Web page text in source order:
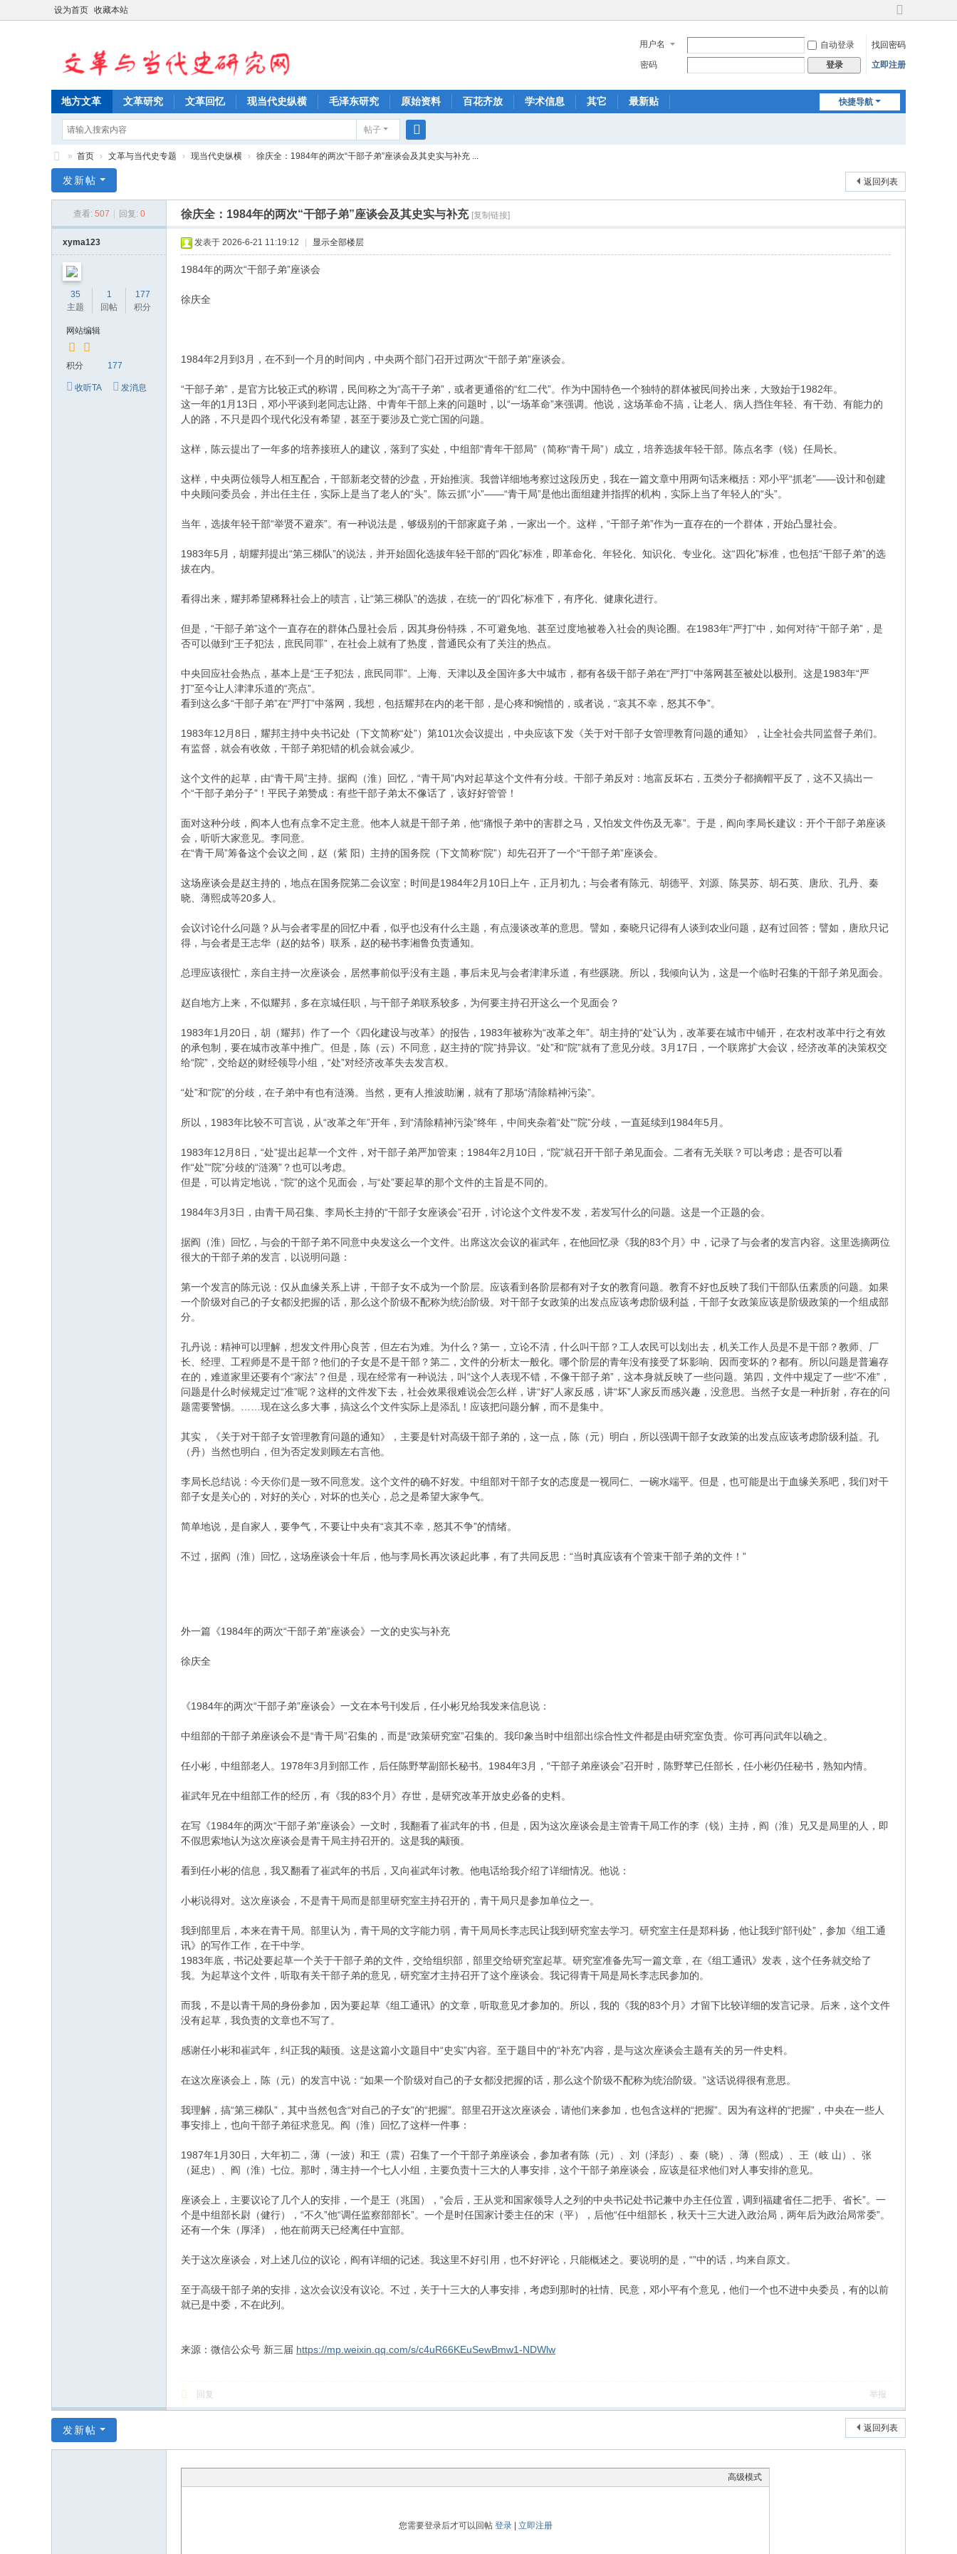
设为首页 收藏本站
切
到
宽
用户名 自动登录
找回密码
密码
登录 立即注册
快捷导航
地方文革 文革研究 文革回忆 现当代史纵横 毛泽东研究 原始资料 百花齐放 学术信息 其它 最新贴
帖子
搜
革
» 首页 › 文革与当代史专题 › 现当代史纵横 › 徐庆全：1984年的两次“干部子弟”座谈会及其史实与补充 ...
返回列表
发新帖
查看: 507 回复: 0 徐庆全：1984年的两次“干部子弟”座谈会及其史实与补充 [复制链接]
xyma123
35
主题
1
回帖
177
积分
网站编辑
积分 177
收听TA 发消息
发表于 2026-6-21 11:19:12 显示全部楼层
1984年的两次“干部子弟”座谈会
徐庆全
1984年2月到3月，在不到一个月的时间内，中央两个部门召开过两次“干部子弟”座谈会。
“干部子弟”，是官方比较正式的称谓，民间称之为“高干子弟”，或者更通俗的“红二代”。作为中国特色一个独特的群体被民间拎出来，大致始于1982年。
这一年的1月13日，邓小平谈到老同志让路、中青年干部上来的问题时，以“一场革命”来强调。他说，这场革命不搞，让老人、病人挡住年轻、有干劲、有能力的
人的路，不只是四个现代化没有希望，甚至于要涉及亡党亡国的问题。
这样，陈云提出了一年多的培养接班人的建议，落到了实处，中组部“青年干部局”（简称“青干局”）成立，培养选拔年轻干部。陈点名李（锐）任局长。
这样，中央两位领导人相互配合，干部新老交替的沙盘，开始推演。我曾详细地考察过这段历史，我在一篇文章中用两句话来概括：邓小平“抓老”——设计和创建
中央顾问委员会，并出任主任，实际上是当了老人的“头”。陈云抓“小”——“青干局”是他出面组建并指挥的机构，实际上当了年轻人的“头”。
当年，选拔年轻干部“举贤不避亲”。有一种说法是，够级别的干部家庭子弟，一家出一个。这样，“干部子弟”作为一直存在的一个群体，开始凸显社会。
1983年5月，胡耀邦提出“第三梯队”的说法，并开始固化选拔年轻干部的“四化”标准，即革命化、年轻化、知识化、专业化。这“四化”标准，也包括“干部子弟”的选
拔在内。
看得出来，耀邦希望稀释社会上的啧言，让“第三梯队”的选拔，在统一的“四化”标准下，有序化、健康化进行。
但是，“干部子弟”这个一直存在的群体凸显社会后，因其身份特殊，不可避免地、甚至过度地被卷入社会的舆论圈。在1983年“严打”中，如何对待“干部子弟”，是
否可以做到“王子犯法，庶民同罪”，在社会上就有了热度，普通民众有了关注的热点。
中央回应社会热点，基本上是“王子犯法，庶民同罪”。上海、天津以及全国许多大中城市，都有各级干部子弟在“严打”中落网甚至被处以极刑。这是1983年“严
打”至今让人津津乐道的“亮点”。
看到这么多“干部子弟”在“严打”中落网，我想，包括耀邦在内的老干部，是心疼和惋惜的，或者说，“哀其不幸，怒其不争”。
1983年12月8日，耀邦主持中央书记处（下文简称“处”）第101次会议提出，中央应该下发《关于对干部子女管理教育问题的通知》，让全社会共同监督子弟们。
有监督，就会有收敛，干部子弟犯错的机会就会减少。
这个文件的起草，由“青干局”主持。据阎（淮）回忆，“青干局”内对起草这个文件有分歧。干部子弟反对：地富反坏右，五类分子都摘帽平反了，这不又搞出一
个“干部子弟分子”！平民子弟赞成：有些干部子弟太不像话了，该好好管管！
面对这种分歧，阎本人也有点拿不定主意。他本人就是干部子弟，他“痛恨子弟中的害群之马，又怕发文件伤及无辜”。于是，阎向李局长建议：开个干部子弟座谈
会，听听大家意见。李同意。
在“青干局”筹备这个会议之间，赵（紫 阳）主持的国务院（下文简称“院”）却先召开了一个“干部子弟”座谈会。
这场座谈会是赵主持的，地点在国务院第二会议室；时间是1984年2月10日上午，正月初九；与会者有陈元、胡德平、刘源、陈昊苏、胡石英、唐欣、孔丹、秦
晓、薄熙成等20多人。
会议讨论什么问题？从与会者零星的回忆中看，似乎也没有什么主题，有点漫谈改革的意思。譬如，秦晓只记得有人谈到农业问题，赵有过回答；譬如，唐欣只记
得，与会者是王志华（赵的姑爷）联系，赵的秘书李湘鲁负责通知。
总理应该很忙，亲自主持一次座谈会，居然事前似乎没有主题，事后未见与会者津津乐道，有些蹊跷。所以，我倾向认为，这是一个临时召集的干部子弟见面会。
赵自地方上来，不似耀邦，多在京城任职，与干部子弟联系较多，为何要主持召开这么一个见面会？
1983年1月20日，胡（耀邦）作了一个《四化建设与改革》的报告，1983年被称为“改革之年”。胡主持的“处”认为，改革要在城市中铺开，在农村改革中行之有效
的承包制，要在城市改革中推广。但是，陈（云）不同意，赵主持的“院”持异议。“处”和“院”就有了意见分歧。3月17日，一个联席扩大会议，经济改革的决策权交
给“院”，交给赵的财经领导小组，“处”对经济改革失去发言权。
“处”和“院”的分歧，在子弟中有也有涟漪。当然，更有人推波助澜，就有了那场“清除精神污染”。
所以，1983年比较不可言说，从“改革之年”开年，到“清除精神污染”终年，中间夹杂着“处”“院”分歧，一直延续到1984年5月。
1983年12月8日，“处”提出起草一个文件，对干部子弟严加管束；1984年2月10日，“院”就召开干部子弟见面会。二者有无关联？可以考虑；是否可以看
作“处”“院”分歧的“涟漪”？也可以考虑。
但是，可以肯定地说，“院”的这个见面会，与“处”要起草的那个文件的主旨是不同的。
1984年3月3日，由青干局召集、李局长主持的“干部子女座谈会”召开，讨论这个文件发不发，若发写什么的问题。这是一个正题的会。
据阎（淮）回忆，与会的干部子弟不同意中央发这么一个文件。出席这次会议的崔武年，在他回忆录《我的83个月》中，记录了与会者的发言内容。这里选摘两位
很大的干部子弟的发言，以说明问题：
第一个发言的陈元说：仅从血缘关系上讲，干部子女不成为一个阶层。应该看到各阶层都有对子女的教育问题。教育不好也反映了我们干部队伍素质的问题。如果
一个阶级对自己的子女都没把握的话，那么这个阶级不配称为统治阶级。对干部子女政策的出发点应该考虑阶级利益，干部子女政策应该是阶级政策的一个组成部
分。
孔丹说：精神可以理解，想发文件用心良苦，但左右为难。为什么？第一，立论不清，什么叫干部？工人农民可以划出去，机关工作人员是不是干部？教师、厂
长、经理、工程师是不是干部？他们的子女是不是干部？第二，文件的分析太一般化。哪个阶层的青年没有接受了坏影响、因而变坏的？都有。所以问题是普遍存
在的，难道家里还要有个“家法”？但是，现在经常有一种说法，叫“这个人表现不错，不像干部子弟”，这本身就反映了一些问题。第四，文件中规定了一些“不准”，
问题是什么时候规定过“准”呢？这样的文件发下去，社会效果很难说会怎么样，讲“好”人家反感，讲“坏”人家反而感兴趣，没意思。当然子女是一种折射，存在的问
题需要警惕。……现在这么多大事，搞这么个文件实际上是添乱！应该把问题分解，而不是集中。
其实，《关于对干部子女管理教育问题的通知》，主要是针对高级干部子弟的，这一点，陈（元）明白，所以强调干部子女政策的出发点应该考虑阶级利益。孔
（丹）当然也明白，但为否定发则顾左右言他。
李局长总结说：今天你们是一致不同意发。这个文件的确不好发。中组部对干部子女的态度是一视同仁、一碗水端平。但是，也可能是出于血缘关系吧，我们对干
部子女是关心的，对好的关心，对坏的也关心，总之是希望大家争气。
简单地说，是自家人，要争气，不要让中央有“哀其不幸，怒其不争”的情绪。
不过，据阎（淮）回忆，这场座谈会十年后，他与李局长再次谈起此事，有了共同反思：“当时真应该有个管束干部子弟的文件！”
外一篇《1984年的两次“干部子弟”座谈会》一文的史实与补充
徐庆全
《1984年的两次“干部子弟”座谈会》一文在本号刊发后，任小彬兄给我发来信息说：
中组部的干部子弟座谈会不是“青干局”召集的，而是“政策研究室”召集的。我印象当时中组部出综合性文件都是由研究室负责。你可再问武年以确之。
任小彬，中组部老人。1978年3月到部工作，后任陈野苹副部长秘书。1984年3月，“干部子弟座谈会”召开时，陈野苹已任部长，任小彬仍任秘书，熟知内情。
崔武年兄在中组部工作的经历，有《我的83个月》存世，是研究改革开放史必备的史料。
在写《1984年的两次“干部子弟”座谈会》一文时，我翻看了崔武年的书，但是，因为这次座谈会是主管青干局工作的李（锐）主持，阎（淮）兄又是局里的人，即
不假思索地认为这次座谈会是青干局主持召开的。这是我的颟顸。
看到任小彬的信息，我又翻看了崔武年的书后，又向崔武年讨教。他电话给我介绍了详细情况。他说：
小彬说得对。这次座谈会，不是青干局而是部里研究室主持召开的，青干局只是参加单位之一。
我到部里后，本来在青干局。部里认为，青干局的文字能力弱，青干局局长李志民让我到研究室去学习。研究室主任是郑科扬，他让我到“部刊处”，参加《组工通
讯》的写作工作，在干中学。
1983年底，书记处要起草一个关于干部子弟的文件，交给组织部，部里交给研究室起草。研究室准备先写一篇文章，在《组工通讯》发表，这个任务就交给了
我。为起草这个文件，听取有关干部子弟的意见，研究室才主持召开了这个座谈会。我记得青干局是局长李志民参加的。
而我，不是以青干局的身份参加，因为要起草《组工通讯》的文章，听取意见才参加的。所以，我的《我的83个月》才留下比较详细的发言记录。后来，这个文件
没有起草，我负责的文章也不写了。
感谢任小彬和崔武年，纠正我的颟顸。这是这篇小文题目中“史实”内容。至于题目中的“补充”内容，是与这次座谈会主题有关的另一件史料。
在这次座谈会上，陈（元）的发言中说：“如果一个阶级对自己的子女都没把握的话，那么这个阶级不配称为统治阶级。”这话说得很有意思。
我理解，搞“第三梯队”，其中当然包含“对自己的子女”的“把握”。部里召开这次座谈会，请他们来参加，也包含这样的“把握”。因为有这样的“把握”，中央在一些人
事安排上，也向干部子弟征求意见。阎（淮）回忆了这样一件事：
1987年1月30日，大年初二，薄（一波）和王（震）召集了一个干部子弟座谈会，参加者有陈（元）、刘（泽彭）、秦（晓）、薄（熙成）、王（岐 山）、张
（延忠）、阎（淮）七位。那时，薄主持一个七人小组，主要负责十三大的人事安排，这个干部子弟座谈会，应该是征求他们对人事安排的意见。
座谈会上，主要议论了几个人的安排，一个是王（兆国），“会后，王从党和国家领导人之列的中央书记处书记兼中办主任位置，调到福建省任二把手、省长”。一
个是中组部长尉（健行），“不久”他“调任监察部部长”。一个是时任国家计委主任的宋（平），后他“任中组部长，秋天十三大进入政治局，两年后为政治局常委”。
还有一个朱（厚泽），他在前两天已经离任中宣部。
关于这次座谈会，对上述几位的议论，阎有详细的记述。我这里不好引用，也不好评论，只能概述之。要说明的是，“”中的话，均来自原文。
至于高级干部子弟的安排，这次会议没有议论。不过，关于十三大的人事安排，考虑到那时的社情、民意，邓小平有个意见，他们一个也不进中央委员，有的以前
就已是中委，不在此列。
来源：微信公众号 新三届 https://mp.weixin.qq.com/s/c4uR66KEuSewBmw1-NDWlw
回复 举报
返回列表
发新帖
高级模式
您需要登录后才可以回帖 登录| 立即注册